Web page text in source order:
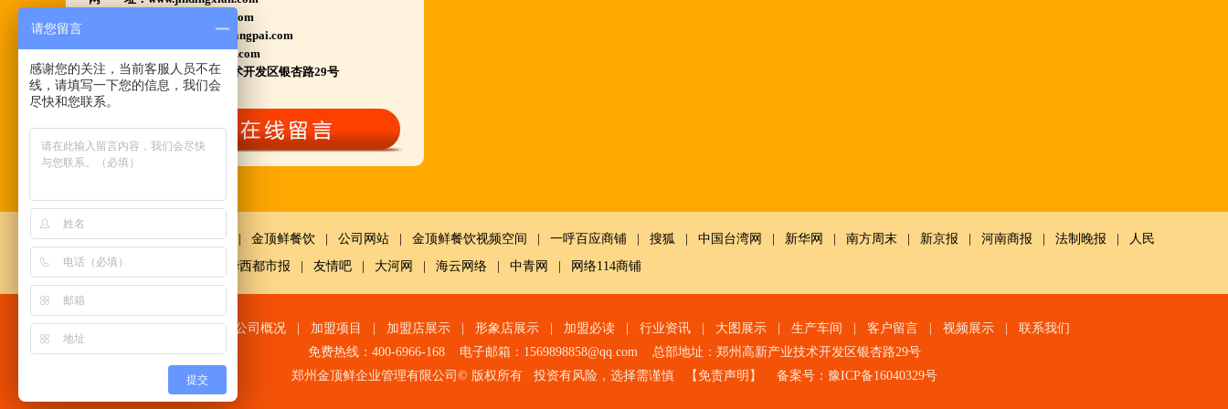
江苏泗洪 沭阳 浙江宁波温州等店.....
河南南阳多家 焦作周口多家店.....
郑州港区 许昌洛阳开封多家店.....
河北石家庄 唐山迁安多家店.....
安徽亳州清真店 湖北襄阳店.....
山西晋城 阳泉等店.....
详询公司总监 何恒震 先生:手机/微信18037166596
火爆的网络线上团购及微信营销模式:公司采用派人
羊排突出鲜,香,嫩;香辣虾口感纯正,营养丰富,回头客
多,易操作,夏天生意更火爆;无需聘厨师;是中小餐饮
店值得信赖的合作伙伴,适合餐饮店快速创业.有意向
www.huyangpai.com
www.ningxiahuyangpai.com
电子邮件：1569898858@qq.com
总部地址：郑州高新产业技术开发区银杏路29号
鼎鲜餐饮 金顶鲜餐饮 公司网站 金顶鲜餐饮视频空间 一呼百应商铺 搜狐 中国台湾网 新华网 南方周末 新京报 河南商报 法制晚报
人民
网
| 中国经济网千龙网 华西都市报 友情吧 大河网 海云网络 中青网 网络114商铺
网站首页| 公司概况| 加盟项目 加盟店展示| 形象店展示| 加盟必读| 行业资讯| 大图展示| 生产车间 客户留言| 视频展示| 联系我们
免费热线：400-6966-168 电子邮箱：1569898858@qq.com 总部地址：郑州高新产业技术开发区银杏路29号
郑州金顶鲜企业管理有限公司© 版权所有 投资有风险，选择需谨慎 【免责声明 】 备案号： 豫ICP备16040329号
请您留言
感谢您的关注，当前客服人员不在
线，请填写一下您的信息，我们会
尽快和您联系。
提交